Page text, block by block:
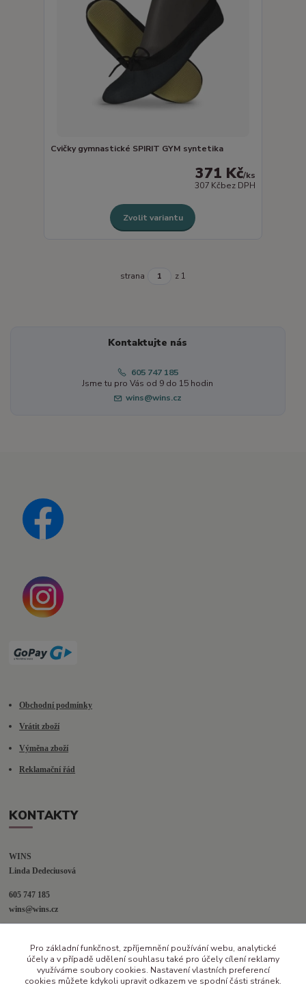
Cvičky gymnastické SPIRIT GYM syntetika
371 Kč/ks
307 Kčbez DPH
Zvolit variantu
strana z 1
Kontaktujte nás
605 747 185
Jsme tu pro Vás od 9 do 15 hodin
wins@wins.cz
Obchodní podmínky
Vrátit zboží
Výměna zboží
Reklamační řád
KONTAKTY
WINS
Linda Dedeciusová
605 747 185
wins@wins.cz
Šenov u N. Jičína
Pro základní funkčnost, zpříjemnění používání webu, analytické
účely a v případě udělení souhlasu také pro účely cílení reklamy
využíváme soubory cookies. Nastavení vlastních preferencí
cookies můžete kdykoli upravit odkazem ve spodní části stránek.